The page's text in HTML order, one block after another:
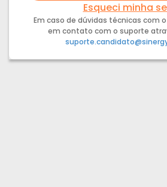
Esqueci minha
Em caso de dúvidas técnicas com
em contato com o suporte